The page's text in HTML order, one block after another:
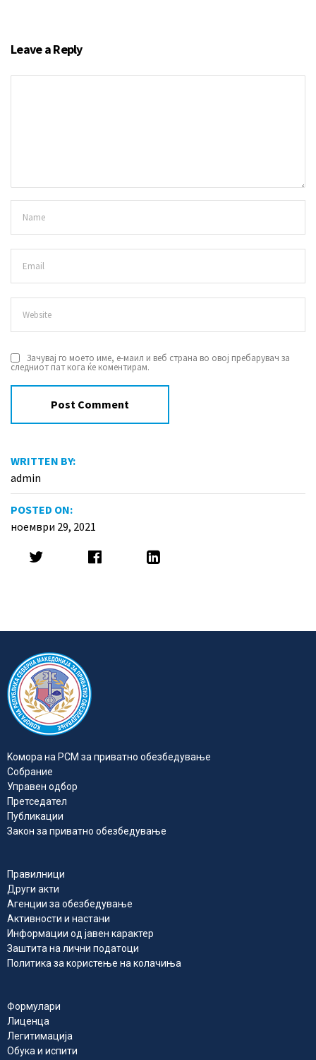
Leave a Reply
Зачувај го моето име, е-маил и веб страна во овој пребарувач за
следниот пат кога ќе коментирам.
WRITTEN BY:
admin
POSTED ON:
ноември 29, 2021
Kомора на РСМ за приватно обезбедувањe
Собрание
Управен одбор
Претседател
Публикации
Закон за приватно обезбедување
Правилници
Други акти
Агенции за обезбедување
Активности и настани
Информации од јавен карактер
Заштита на лични податоци
Политика за користење на колачиња
Формулари
Лиценца
Легитимација
Обука и испити